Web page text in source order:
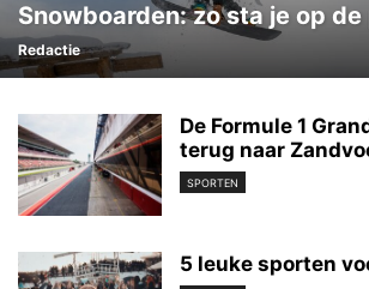
Snowboarden: zo sta je op
Redactie
De Formule 1
terug naar
SPORTEN
5 leuke sporten